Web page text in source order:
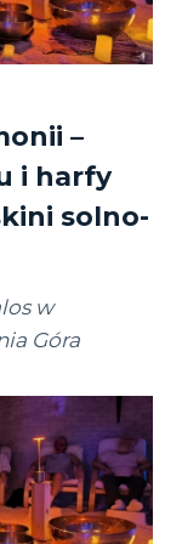
–
i harfy
solno-
w
Góra